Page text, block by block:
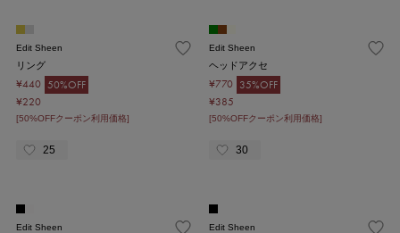
Edit Sheen
リング
¥440 50%OFF
¥220
[50%OFFクーポン利用価格]
25
Edit Sheen
ヘッドアクセ
¥770 35%OFF
¥385
[50%OFFクーポン利用価格]
30
Edit Sheen Edit Sheen